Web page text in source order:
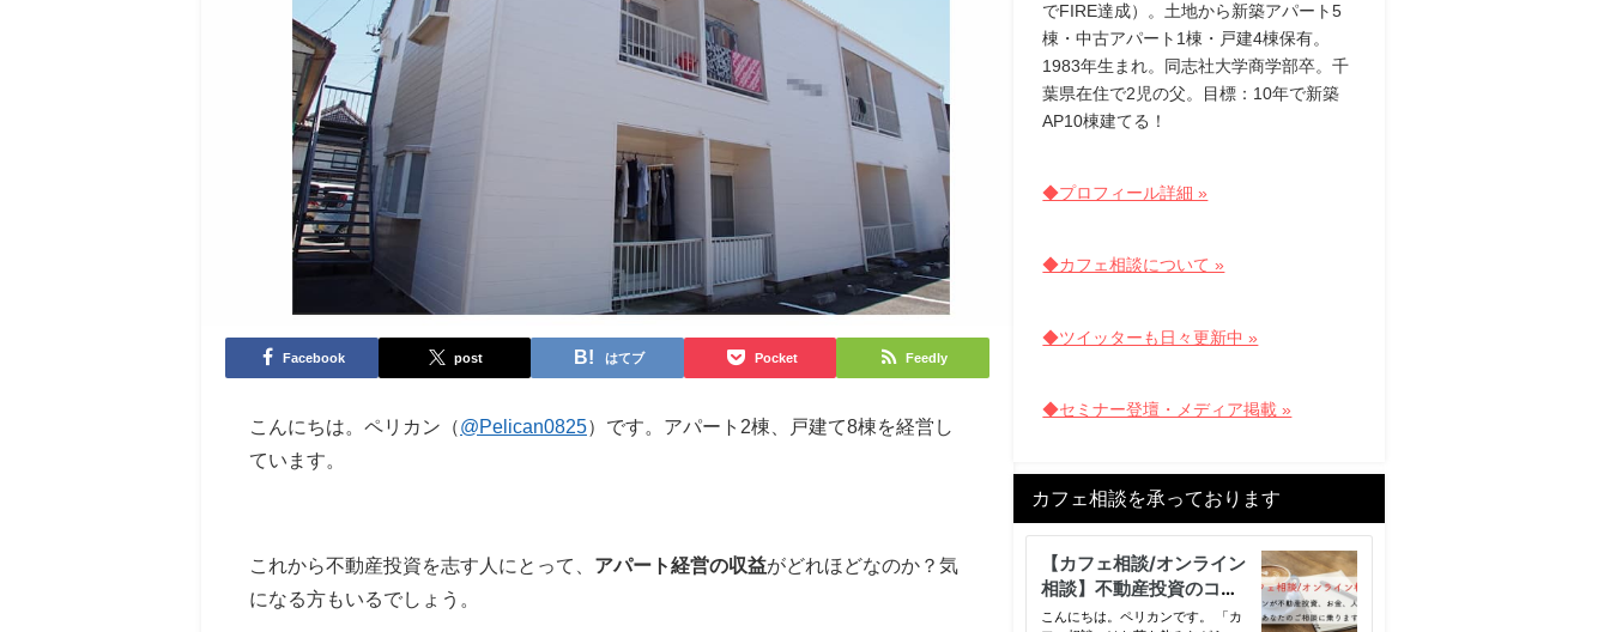
Facebook post はてブ Pocket Feedly
こんにちは。ペリカン（@Pelican0825）です。アパート2棟、戸建て8棟を経営し
ています。
これから不動産投資を志す人にとって、 アパート経営の収益がどれほどなのか？気
になる方もいるでしょう。
でFIRE達成）。土地から新築アパート5
棟・中古アパート1棟・戸建4棟保有。
1983年生まれ。同志社大学商学部卒。千
葉県在住で2児の父。目標：10年で新築
AP10棟建てる！
◆プロフィール詳細 »
◆カフェ相談について »
◆ツイッターも日々更新中 »
◆セミナー登壇・メディア掲載 »
カフェ相談を承っております